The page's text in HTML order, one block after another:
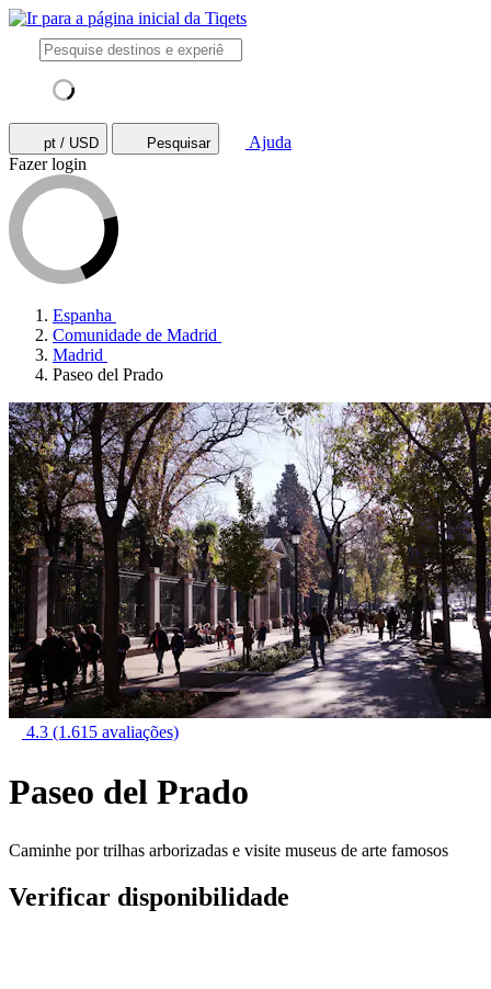
pt / USD Pesquisar
Ajuda
Fazer login
Espanha
Comunidade de Madrid
Madrid
Paseo del Prado
4.3 (1.615 avaliações)
Paseo del Prado
Caminhe por trilhas arborizadas e visite museus de arte famosos
Verificar disponibilidade